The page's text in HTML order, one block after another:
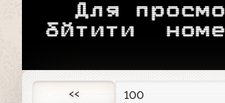
Для
бйтити
<< 100